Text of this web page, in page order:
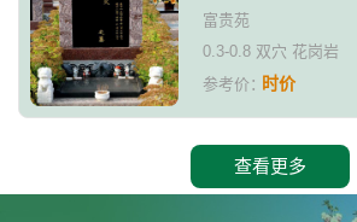
富贵苑
0.3-0.8 双穴 花岗岩
参考价：时价
查看更多